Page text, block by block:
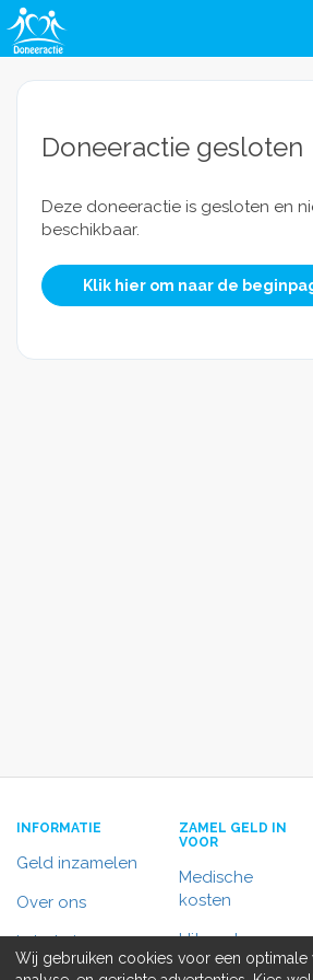
Doneeractie gesloten
Deze doneeractie is gesloten en
beschikbaar.
Klik hier om naar de
INFORMATIE
Geld inzamelen
Over ons
In het nieuws
ZAMEL GELD IN
VOOR
Medische
kosten
Uitvaart
Wij gebruiken cookies voor een optimale